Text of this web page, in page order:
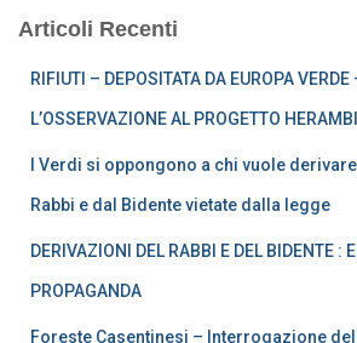
degli
articoli
Articoli Recenti
RIFIUTI – DEPOSITATA DA EUROPA VERDE
L’OSSERVAZIONE AL PROGETTO
I Verdi si oppongono a chi vuole
Rabbi e dal Bidente vietate dalla legge
DERIVAZIONI DEL RABBI E DEL BIDENTE :
PROPAGANDA
Foreste Casentinesi – Interrogazione